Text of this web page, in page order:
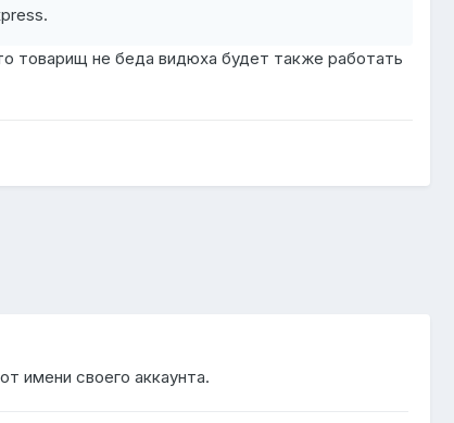
товарищ не беда видюха будет также работать
имени своего аккаунта.